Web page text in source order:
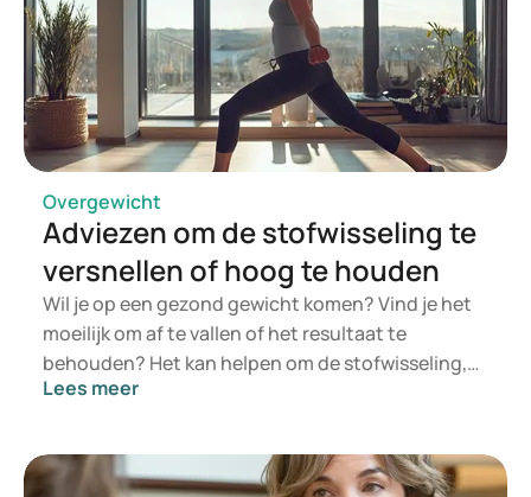
informatie te vinden is over deze middelen, kan
het moeilijk zijn om feiten en fabels te
onderscheiden. Het is ook begrijpelijk als je het
spannend vindt de stap naar afslankmedicatie te
nemen. In dit artikel vertellen we wat het is en
doet, wat eventuele bijwerkingen zijn en
benoemen de meest voorkomende feiten en
fabels.
Overgewicht
Adviezen om de stofwisseling te
versnellen of hoog te houden
Wil je op een gezond gewicht komen? Vind je het
moeilijk om af te vallen of het resultaat te
behouden? Het kan helpen om de stofwisseling,
ook wel metabolisme, te versnellen of deze hoog
en hoeveel calorieën verbrand worden in
rusttoestand. Er zijn veel factoren die het proces
Lees meer